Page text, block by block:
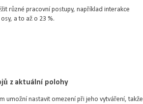
různé pracovní postupy, například interakce
a to až o 23 %.
z aktuální polohy
umožní nastavit omezení při jeho vytváření, takže